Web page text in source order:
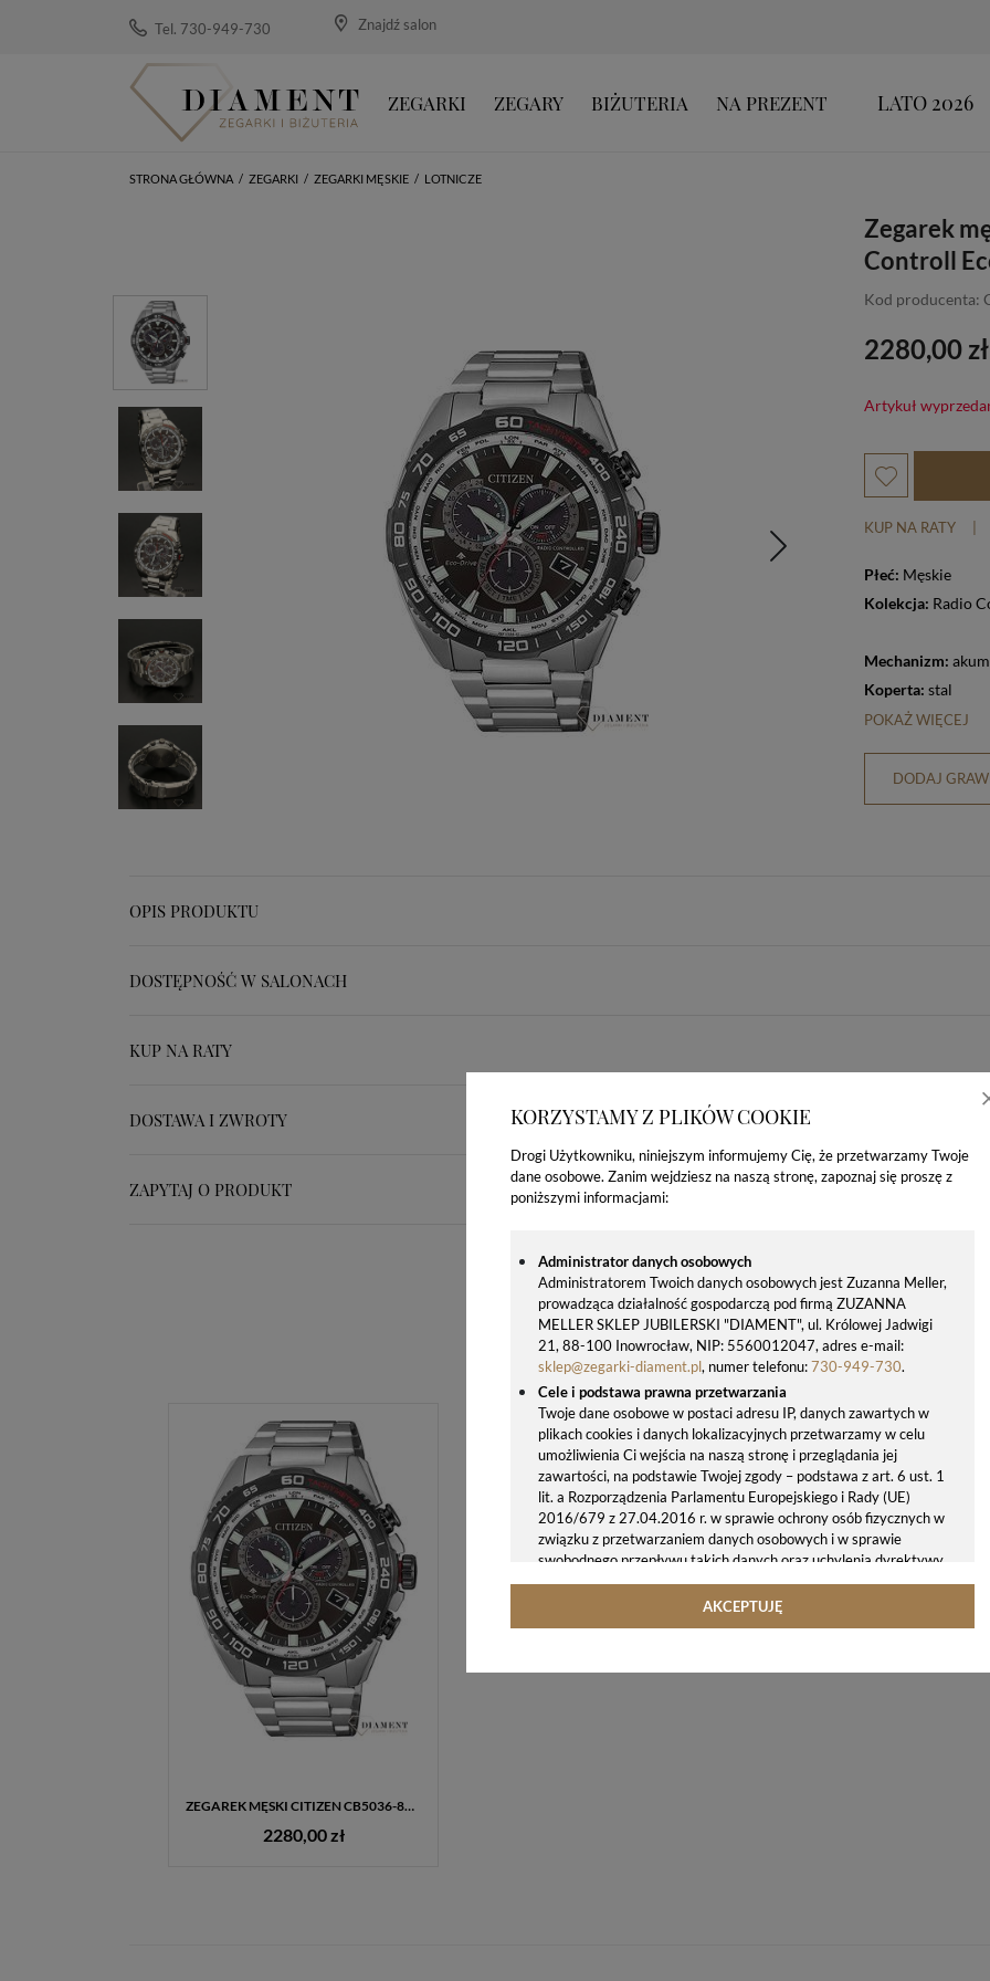
KORZYSTAMY Z PLIKÓW COOKIE
Drogi Użytkowniku, niniejszym informujemy Cię, że przetwarzamy Twoje
dane osobowe. Zanim wejdziesz na naszą stronę, zapoznaj się proszę z
poniższymi informacjami:
Administrator danych osobowych
Administratorem Twoich danych osobowych jest Zuzanna Meller,
prowadząca działalność gospodarczą pod firmą ZUZANNA
MELLER SKLEP JUBILERSKI "DIAMENT", ul. Królowej Jadwigi
21, 88-100 Inowrocław, NIP: 5560012047, adres e-mail:
sklep@zegarki-diament.pl, numer telefonu:730-949-730.
Cele i podstawa prawna przetwarzania
Twoje dane osobowe w postaci adresu IP, danych zawartych w
plikach cookies i danych lokalizacyjnych przetwarzamy w celu
umożliwienia Ci wejścia na naszą stronę i przeglądania jej
zawartości, na podstawie Twojej zgody – podstawa z art. 6 ust. 1
lit. a Rozporządzenia Parlamentu Europejskiego i Rady (UE)
2016/679 z 27.04.2016 r. w sprawie ochrony osób fizycznych w
związku z przetwarzaniem danych osobowych i w sprawie
swobodnego przepływu takich danych oraz uchylenia dyrektywy
95/46/WE (ogólne rozporządzenie o ochronie danych, tj. RODO).
Twoje dane osobowe możemy udostępniać hostingodawcy. Takie
zgodnie z naszymi poleceniami. Przekazujemy Twoje dane poza
AKCEPTUJĘ
Tel. 730-949-730 Znajdź salon
ZEGARKI ZEGARY BIŻUTERIA NA PREZENT LATO 2026
STRONA GŁÓWNA / ZEGARKI / ZEGARKI MĘSKIE / LOTNICZE
Zegarek
Controll
Kod producenta:
2280,00 zł
Artykuł
KUP NA RATY
Płeć: Męskie
Kolekcja: Radio
Mechanizm:
Koperta: stal
POKAŻ WIĘCEJ
DODAJ
OPIS PRODUKTU
DOSTĘPNOŚĆ W SALONACH
KUP NA RATY
DOSTAWA I ZWROTY
ZAPYTAJ O PRODUKT
OSTATNIO OGLĄDANE PRODUKTY
ZEGAREK MĘSKI CITIZEN CB5036-87X RADIO CONTROLL ECO DRIVE
2280,00 zł